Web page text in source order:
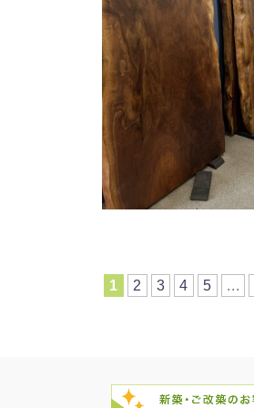
1 2 3 4 5 ...